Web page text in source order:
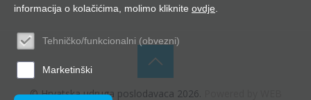
© Hrvatska udruga poslodavaca 2026.
informacija o kolačićima, molimo kliknite ovdje
Tehničko/funkcionalni (obvezni)
Marketinški